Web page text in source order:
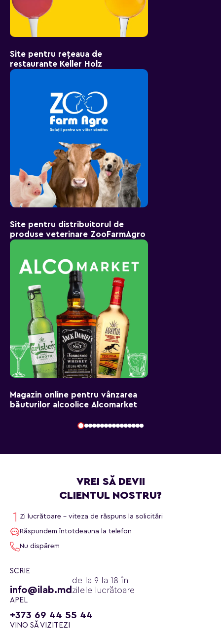
Site pentru rețeaua de
restaurante Keller Holz
Site pentru distribuitorul de
produse veterinare ZooFarmAgro
Magazin online pentru vânzarea
băuturilor alcoolice Alcomarket
VREI SĂ DEVII
CLIENTUL NOSTRU?
Zi lucrătoare - viteza de răspuns la solicitări
Răspundem întotdeauna la telefon
Nu dispărem
SCRIE
info@ilab.md
de la 9 la 18 în
zilele lucrătoare
APEL
+373 69 44 55 44
VINO SĂ VIZITEZI